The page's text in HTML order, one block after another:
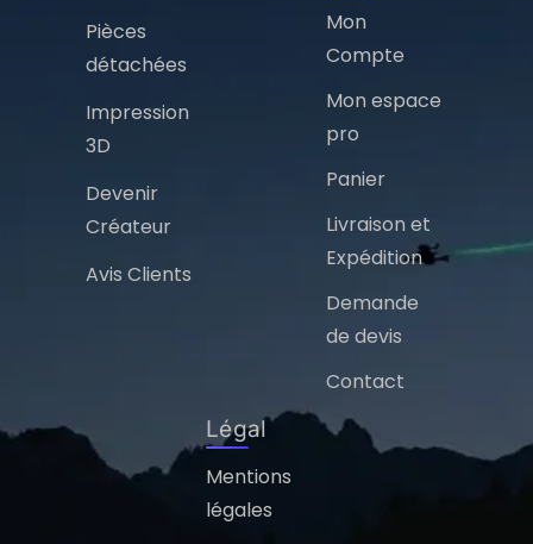
Pièces
détachées
Impression
3D
Devenir
Créateur
Avis Clients
Mon
Compte
Mon espace
pro
Panier
Livraison et
Expédition
Demande
de devis
Contact
Légal
Mentions
légales